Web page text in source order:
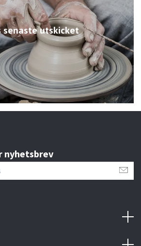
senaste utskicket
nyhetsbrev